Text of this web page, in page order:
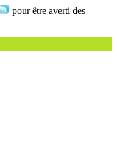
pour être averti des